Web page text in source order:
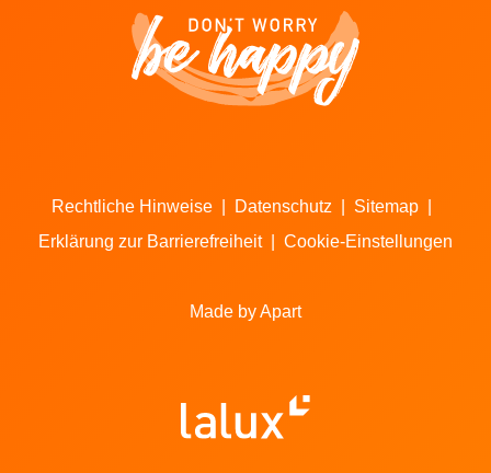
Rechtliche Hinweise Datenschutz Sitemap
Erklärung zur Barrierefreiheit
Cookie-Einstellungen
Made by Apart